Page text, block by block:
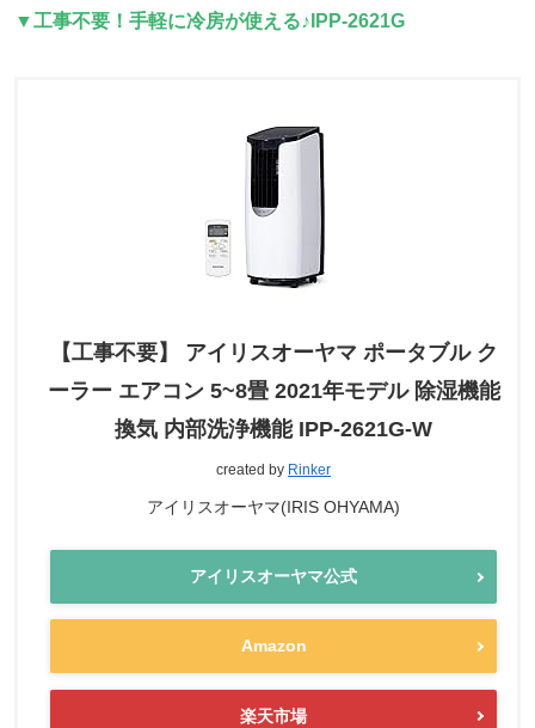
▼工事不要！手軽に冷房が使える♪IPP-2621G
【工事不要】 アイリスオーヤマ ポータブル ク
ーラー エアコン 5~8畳 2021年モデル 除湿機能
換気 内部洗浄機能 IPP-2621G-W
created by Rinker
アイリスオーヤマ(IRIS OHYAMA)
アイリスオーヤマ公式
Amazon
楽天市場